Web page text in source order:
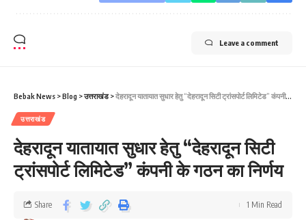
Leave a comment
Bebak News >Blog >उत्तराखंड>देहरादून यातायात सुधार हेतु “देहरादून सिटी ट्रांसपोर्ट लिमिटेड” कंपनी के गठन का निर्णय
उत्तराखंड
देहरादून यातायात सुधार हेतु “देहरादून सिटी
ट्रांसपोर्ट लिमिटेड” कंपनी के गठन का निर्णय
Share 1 Min Read